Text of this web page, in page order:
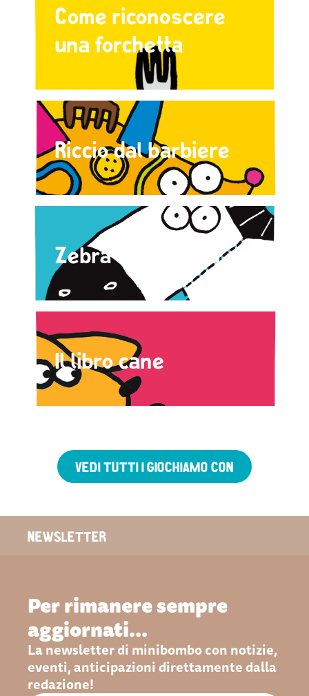
Come riconoscere
una forchetta
Riccio dal barbiere
Zebra dalla sarta
Il libro cane
VEDI TUTTI I GIOCHIAMO CON
Per rimanere sempre
aggiornati...
La newsletter di minibombo con notizie,
eventi, anticipazioni direttamente dalla
redazione!
NEWSLETTER